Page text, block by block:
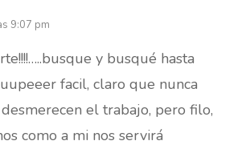
9:07 pm
y busqué hasta
facil, claro que nunca
el trabajo, pero filo,
como a mi nos servirá